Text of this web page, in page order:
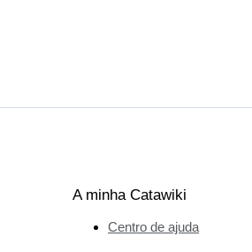
A minha Catawiki
Centro de ajuda